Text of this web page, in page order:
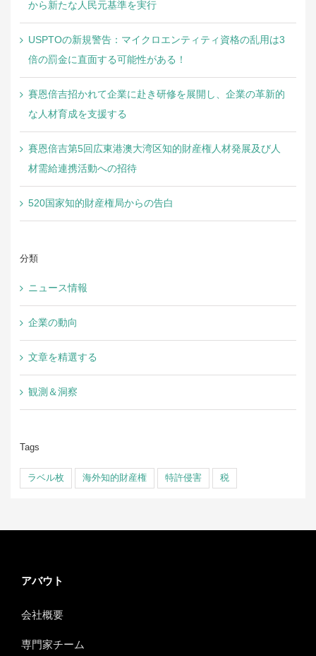
から新たな人民元基準を実行
USPTOの新規警告：マイクロエンティティ資格の乱用は3
倍の罰金に直面する可能性がある！
賽恩倍吉招かれて企業に赴き研修を展開し、企業の革新的
な人材育成を支援する
賽恩倍吉第5回広東港澳大湾区知的財産権人材発展及び人
材需給連携活動への招待
520国家知的財産権局からの告白
分類
ニュース情報
企業の動向
文章を精選する
観測＆洞察
Tags
ラベル枚 海外知的財産権 特許侵害 税
アバウト
会社概要
専門家チーム